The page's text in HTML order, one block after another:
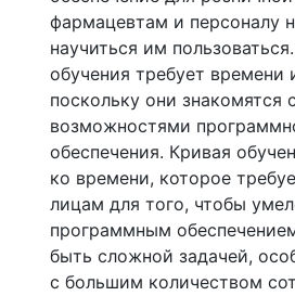
фармацевтам и персоналу
научиться им
обучения требует времени
поскольку они знакомятся
возможностями
обеспечения. Кривая
ко времени, которое
лицам для того, чтобы
программным
быть сложной задачей,
с большим количеством